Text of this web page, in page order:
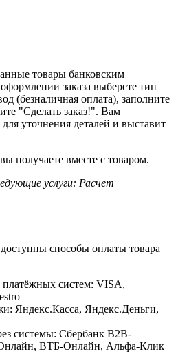
товары банковским
заказа выберете тип
(безналичная оплата), заполните
"Сделать заказ!". Вам
уточнения деталей и выставит
получаете вместе с товаром.
услуги: Расчет
способы оплаты товара
платёжных систем: VISA,
Яндекс.Касса, Яндекс.Деньги,
системы: Сбербанк B2B-
ВТБ-Онлайн, Альфа-Клик